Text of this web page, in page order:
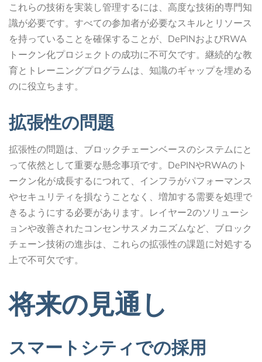
これらの技術を実装し管理するには、高度な技術的専門知
識が必要です。すべての参加者が必要なスキルとリソース
を持っていることを確保することが、DePINおよびRWA
トークン化プロジェクトの成功に不可欠です。継続的な教
育とトレーニングプログラムは、知識のギャップを埋める
のに役立ちます。
拡張性の問題
拡張性の問題は、ブロックチェーンベースのシステムにと
って依然として重要な懸念事項です。DePINやRWAのト
ークン化が成長するにつれて、インフラがパフォーマンス
やセキュリティを損なうことなく、増加する需要を処理で
きるようにする必要があります。レイヤー2のソリューシ
ョンや改善されたコンセンサスメカニズムなど、ブロック
チェーン技術の進歩は、これらの拡張性の課題に対処する
上で不可欠です。
将来の見通し
スマートシティでの採用